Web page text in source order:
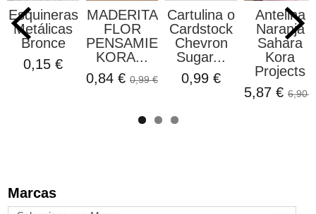
Marcas
Esquineras
Metálicas
Bronce
0,15 €
MADERITA
FLOR
PENSAMIENTO
KORA...
0,84 € 0,99 €
Cartulina o
Cardstock
Chevron
Sugar...
0,99 €
Antelina
Naranja
Sahara
Kora
Projects
5,87 € 6,90 €